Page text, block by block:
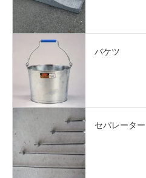
バケツ
セパレーター